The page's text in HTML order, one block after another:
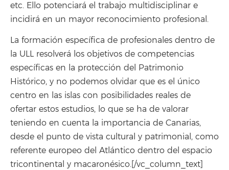
etc. Ello potenciará el trabajo multidisciplinar e
incidirá en un mayor reconocimiento profesional.
La formación específica de profesionales dentro de
la ULL resolverá los objetivos de competencias
específicas en la protección del Patrimonio
Histórico, y no podemos olvidar que es el único
centro en las islas con posibilidades reales de
ofertar estos estudios, lo que se ha de valorar
teniendo en cuenta la importancia de Canarias,
desde el punto de vista cultural y patrimonial, como
referente europeo del Atlántico dentro del espacio
tricontinental y macaronésico.[/vc_column_text]